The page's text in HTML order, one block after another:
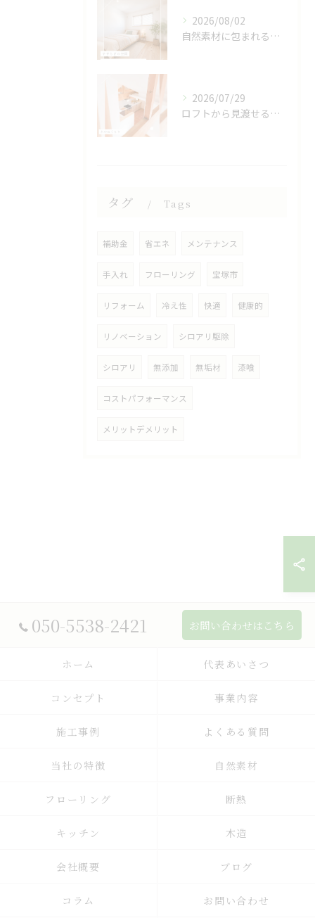
2026/08/02
自然素材に包まれる、心地よい寝室🌿
2026/07/29
ロフトから見渡せる、開放的なキッチン🌿
タグ Tags
補助金 省エネ メンテナンス
手入れ フローリング 宝塚市
リフォーム 冷え性 快適 健康的
リノベーション シロアリ駆除
シロアリ 無添加 無垢材 漆喰
コストパフォーマンス
メリットデメリット
050-5538-2421 お問い合わせはこちら
ホーム 代表あいさつ
コンセプト 事業内容
施工事例 よくある質問
当社の特徴 自然素材
フローリング 断熱
キッチン 木造
会社概要 ブログ
コラム お問い合わせ